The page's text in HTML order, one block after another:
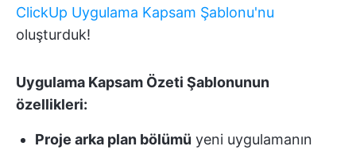
ClickUp Uygulama Kapsam Şablonu'nu
oluşturduk!
Uygulama Kapsam Özeti Şablonunun
özellikleri:
Proje arka plan bölümü yeni uygulamanın